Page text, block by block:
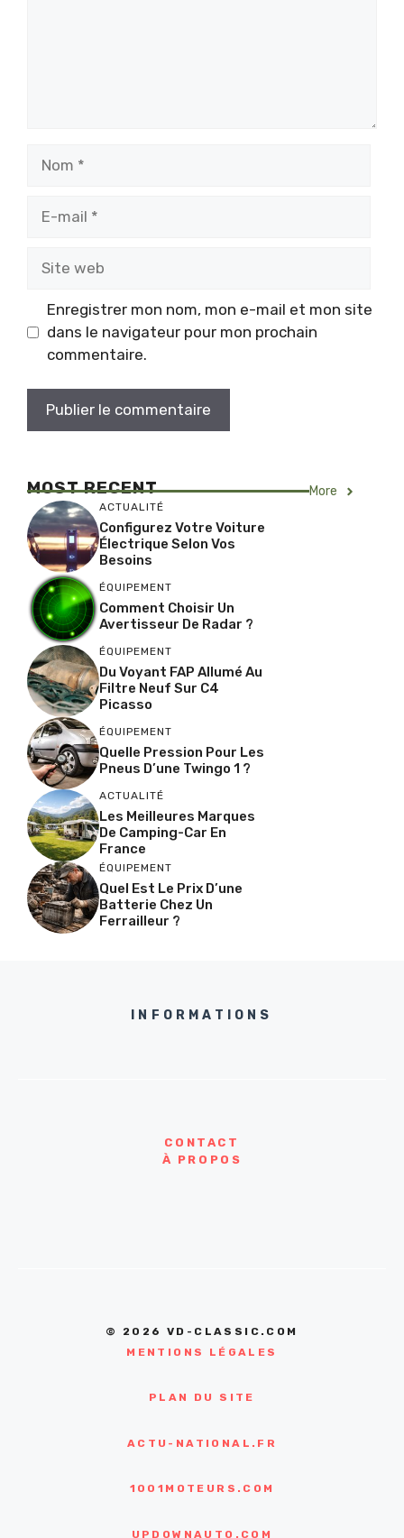
mail
web
Enregistrer mon nom, mon e-mail et mon site
dans le navigateur pour mon prochain
commentaire.
MOST RECENT More
ACTUALITÉ
Configurez Votre Voiture
Électrique Selon Vos
Besoins
ÉQUIPEMENT
Comment Choisir Un
Avertisseur De Radar ?
ÉQUIPEMENT
Du Voyant FAP Allumé Au
Filtre Neuf Sur C4
Picasso
ÉQUIPEMENT
Quelle Pression Pour Les
Pneus D’une Twingo 1 ?
ACTUALITÉ
Les Meilleures Marques
De Camping-Car En
France
ÉQUIPEMENT
Quel Est Le Prix D’une
Batterie Chez Un
Ferrailleur ?
INFORMATIONS
CONTACT
À PROPOS
© 2026 VD-CLASSIC.COM
MENTIONS LÉGALES
PLAN DU SITE
ACTU-NATIONAL.FR
1001MOTEURS.COM
UPDOWNAUTO.COM